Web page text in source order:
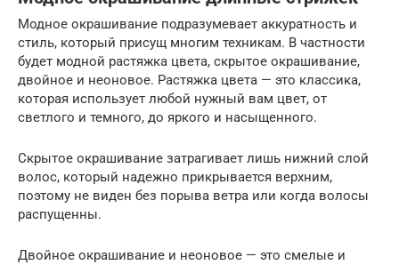
Модное окрашивание подразумевает аккуратность и
стиль, который присущ многим техникам. В частности
будет модной растяжка цвета, скрытое окрашивание,
двойное и неоновое. Растяжка цвета — это классика,
которая использует любой нужный вам цвет, от
светлого и темного, до яркого и насыщенного.
Скрытое окрашивание затрагивает лишь нижний слой
волос, который надежно прикрывается верхним,
поэтому не виден без порыва ветра или когда волосы
распущенны.
Двойное окрашивание и неоновое — это смелые и